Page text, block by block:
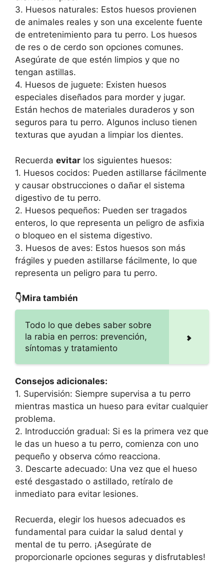
3. Huesos naturales: Estos huesos provienen
de animales reales y son una excelente fuente
de entretenimiento para tu perro. Los huesos
de res o de cerdo son opciones comunes.
Asegúrate de que estén limpios y que no
tengan astillas.
4. Huesos de juguete: Existen huesos
especiales diseñados para morder y jugar.
Están hechos de materiales duraderos y son
seguros para tu perro. Algunos incluso tienen
texturas que ayudan a limpiar los dientes.
Recuerda evitar los siguientes huesos:
1. Huesos cocidos: Pueden astillarse fácilmente
y causar obstrucciones o dañar el sistema
digestivo de tu perro.
2. Huesos pequeños: Pueden ser tragados
enteros, lo que representa un peligro de asfixia
o bloqueo en el sistema digestivo.
3. Huesos de aves: Estos huesos son más
frágiles y pueden astillarse fácilmente, lo que
representa un peligro para tu perro.
👇Mira también
Todo lo que debes saber sobre
la rabia en perros: prevención,
síntomas y tratamiento
Consejos adicionales:
1. Supervisión: Siempre supervisa a tu perro
mientras mastica un hueso para evitar cualquier
problema.
2. Introducción gradual: Si es la primera vez que
le das un hueso a tu perro, comienza con uno
pequeño y observa cómo reacciona.
3. Descarte adecuado: Una vez que el hueso
esté desgastado o astillado, retíralo de
inmediato para evitar lesiones.
Recuerda, elegir los huesos adecuados es
fundamental para cuidar la salud dental y
mental de tu perro. ¡Asegúrate de
proporcionarle opciones seguras y disfrutables!